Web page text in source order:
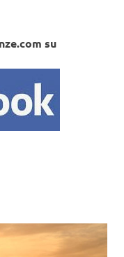
su